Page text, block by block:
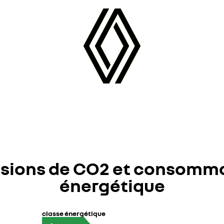
de CO2 et
énergétique
classe énergétique